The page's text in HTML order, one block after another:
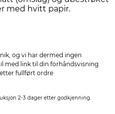
med hvitt papir.
og vi har dermed ingen
med link til din forhåndsvisning
fullført ordre
2-3 dager etter godkjenning.